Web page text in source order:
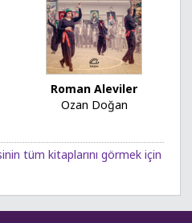
Roman Aleviler
Ozan Doğan
tüm kitaplarını görmek için